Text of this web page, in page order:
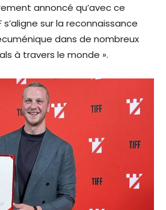
annoncé qu’avec ce
s’aligne sur la reconnaissance
dans de nombreux
à travers le monde ».